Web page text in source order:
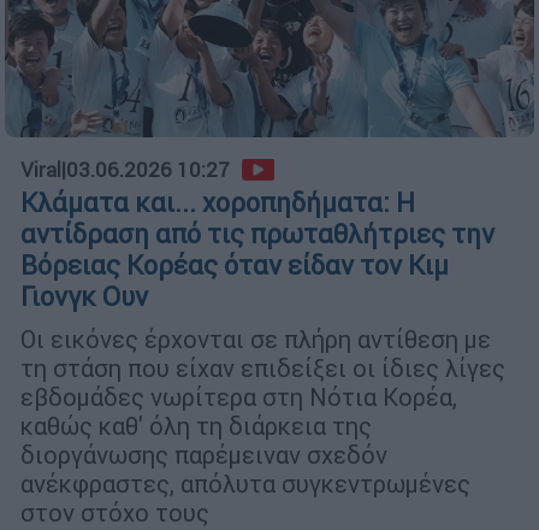
Viral |03.06.2026 10:27
Κλάματα και... χοροπηδήματα: Η
αντίδραση από τις πρωταθλήτριες την
Βόρειας Κορέας όταν είδαν τον Κιμ
Γιονγκ Ουν
Οι εικόνες έρχονται σε πλήρη αντίθεση με
τη στάση που είχαν επιδείξει οι ίδιες λίγες
εβδομάδες νωρίτερα στη Νότια Κορέα,
καθώς καθ' όλη τη διάρκεια της
διοργάνωσης παρέμειναν σχεδόν
ανέκφραστες, απόλυτα συγκεντρωμένες
στον στόχο τους